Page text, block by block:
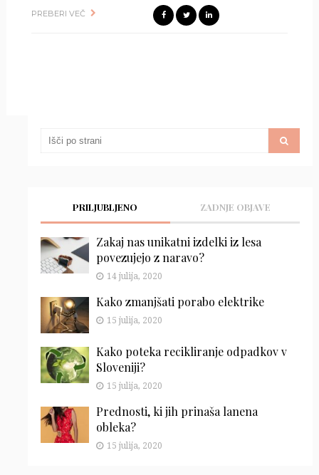
PREBERI VEČ
PRILJUBLJENO ZADNJE OBJAVE
Zakaj nas unikatni izdelki iz lesa
povezujejo z naravo?
14 julija, 2020
Kako zmanjšati porabo elektrike
15 julija, 2020
Kako poteka recikliranje odpadkov v
Sloveniji?
15 julija, 2020
Prednosti, ki jih prinaša lanena
obleka?
15 julija, 2020